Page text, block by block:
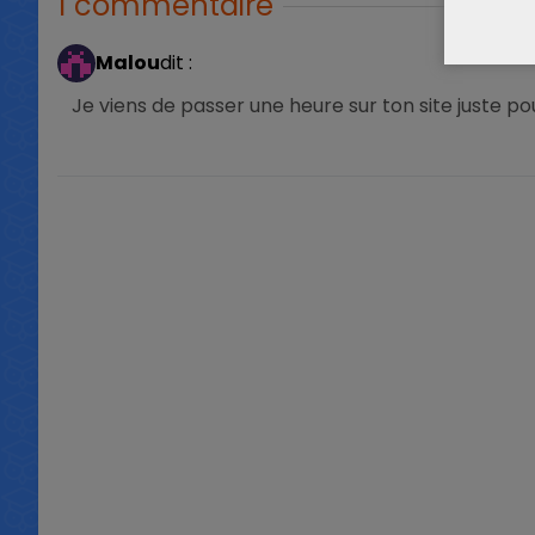
Maloudit :
Je viens de passer une heure sur ton site juste